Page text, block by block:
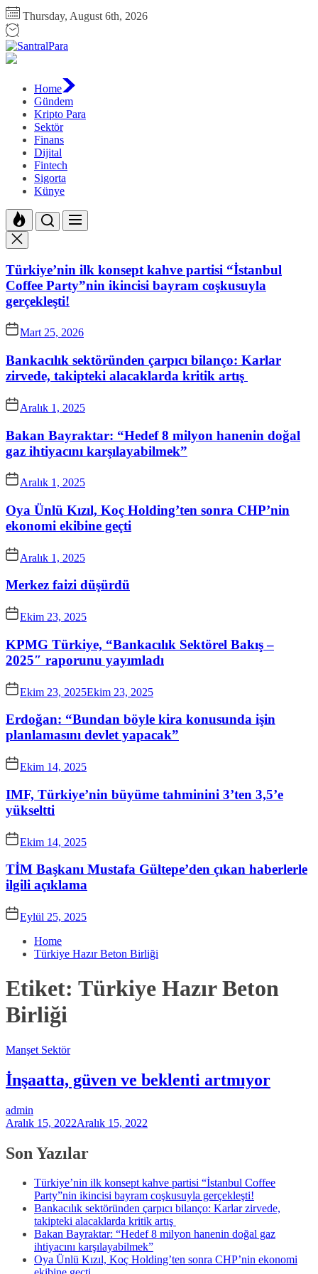
Skip
to
the
content
Thursday, August 6th, 2026
Home
Gündem
Kripto Para
Sektör
Finans
Dijital
Fintech
Sigorta
Künye
Türkiye’nin ilk konsept kahve partisi “İstanbul
Coffee Party”nin ikincisi bayram coşkusuyla
gerçekleşti!
Mart 25, 2026
Bankacılık sektöründen çarpıcı bilanço: Karlar
zirvede, takipteki alacaklarda kritik artış
Aralık 1, 2025
Bakan Bayraktar: “Hedef 8 milyon hanenin doğal
gaz ihtiyacını karşılayabilmek”
Aralık 1, 2025
Oya Ünlü Kızıl, Koç Holding’ten sonra CHP’nin
ekonomi ekibine geçti
Aralık 1, 2025
Merkez faizi düşürdü
Ekim 23, 2025
KPMG Türkiye, “Bankacılık Sektörel Bakış –
2025″ raporunu yayımladı
Ekim 23, 2025Ekim 23, 2025
Erdoğan: “Bundan böyle kira konusunda işin
planlamasını devlet yapacak”
Ekim 14, 2025
IMF, Türkiye’nin büyüme tahminini 3’ten 3,5’e
yükseltti
Ekim 14, 2025
TİM Başkanı Mustafa Gültepe’den çıkan haberlerle
ilgili açıklama
Eylül 25, 2025
Home
Türkiye Hazır Beton Birliği
Etiket: Türkiye Hazır Beton
Birliği
Manşet Sektör
İnşaatta, güven ve beklenti artmıyor
admin
Aralık 15, 2022Aralık 15, 2022
Son Yazılar
Türkiye’nin ilk konsept kahve partisi “İstanbul Coffee
Party”nin ikincisi bayram coşkusuyla gerçekleşti!
Bankacılık sektöründen çarpıcı bilanço: Karlar zirvede,
takipteki alacaklarda kritik artış
Bakan Bayraktar: “Hedef 8 milyon hanenin doğal gaz
ihtiyacını karşılayabilmek”
Oya Ünlü Kızıl, Koç Holding’ten sonra CHP’nin ekonomi